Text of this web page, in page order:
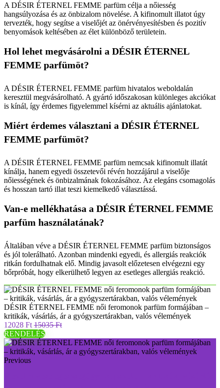
A DÉSIR ÉTERNEL FEMME parfüm célja a nőiesség
hangsúlyozása és az önbizalom növelése. A kifinomult illatot úgy
tervezték, hogy segítse a viselőjét az önérvényesítésben és pozitív
benyomások keltésében az élet különböző területein.
Hol lehet megvásárolni a DÉSIR ÉTERNEL
FEMME parfümöt?
A DÉSIR ÉTERNEL FEMME parfüm hivatalos weboldalán
keresztül megvásárolható. A gyártó időszakosan különleges akciókat
is kínál, így érdemes figyelemmel kísérni az aktuális ajánlatokat.
Miért érdemes választani a DÉSIR ÉTERNEL
FEMME parfümöt?
A DÉSIR ÉTERNEL FEMME parfüm nemcsak kifinomult illatát
kínálja, hanem egyedi összetevői révén hozzájárul a viselője
nőiességének és önbizalmának fokozásához. Az elegáns csomagolás
és hosszan tartó illat teszi kiemelkedő választássá.
Van-e mellékhatása a DÉSIR ÉTERNEL FEMME
parfüm használatának?
Általában véve a DÉSIR ÉTERNEL FEMME parfüm biztonságos
és jól tolerálható. Azonban mindenki egyedi, és allergiás reakciók
ritkán fordulhatnak elő. Mindig javasolt előzetesen elvégezni egy
bőrpróbát, hogy elkerülhető legyen az esetleges allergiás reakció.
DÉSIR ÉTERNEL FEMME női feromonok parfüm formájában –
kritikák, vásárlás, ár a gyógyszertárakban, valós vélemények
12028 Ft 15035 Ft
RENDELÉS
Previous